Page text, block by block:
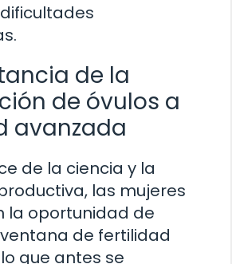
de la
de óvulos a
avanzada
de la ciencia y la
las mujeres
la oportunidad de
de fertilidad
que antes se